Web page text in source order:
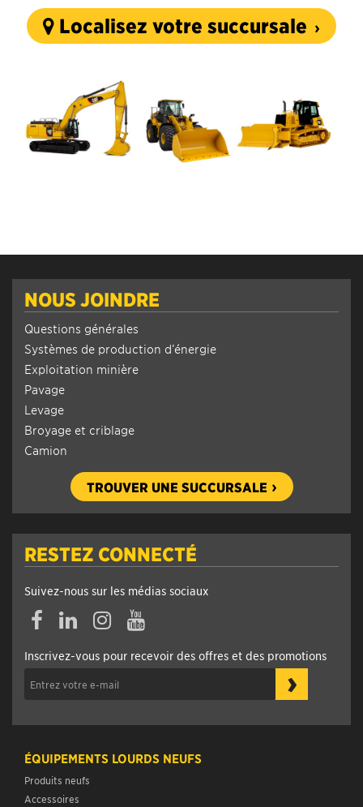
Localisez votre succursale
NOUS JOINDRE
Questions générales
Systèmes de production d’énergie
Exploitation minière
Pavage
Levage
Broyage et criblage
Camion
TROUVER UNE SUCCURSALE
RESTEZ CONNECTÉ
Suivez-nous sur les médias sociaux
Inscrivez-vous pour recevoir des offres et des promotions
›
ÉQUIPEMENTS LOURDS NEUFS
Produits neufs
Accessoires